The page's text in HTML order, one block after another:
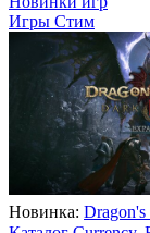
Игры Стим
Новинка: